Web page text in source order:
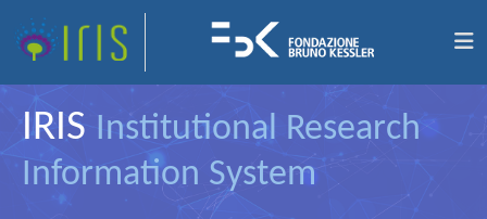
IRIS Institutional Research
Information System